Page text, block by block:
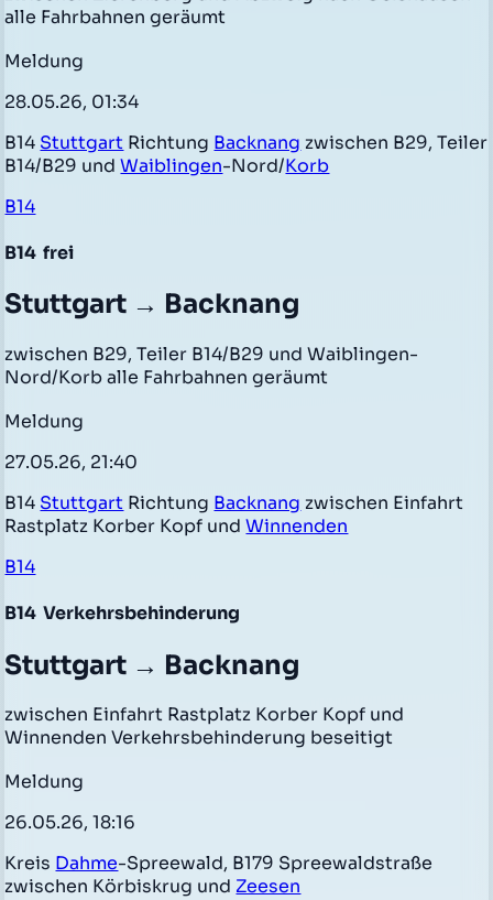
alle Fahrbahnen geräumt
Meldung
28.05.26, 01:34
B14 Stuttgart Richtung Backnang zwischen B29, Teiler
B14/B29 undWaiblingen-Nord/Korb
B14
B14 frei
Stuttgart → Backnang
zwischen B29, Teiler B14/B29 und Waiblingen-
Nord/Korb alle Fahrbahnen geräumt
Meldung
27.05.26, 21:40
B14 Stuttgart Richtung Backnang zwischen Einfahrt
Rastplatz Korber Kopf undWinnenden
B14
B14 Verkehrsbehinderung
Stuttgart → Backnang
zwischen Einfahrt Rastplatz Korber Kopf und
Winnenden Verkehrsbehinderung beseitigt
Meldung
26.05.26, 18:16
Kreis Dahme-Spreewald, B179 Spreewaldstraße
zwischen Körbiskrug und Zeesen